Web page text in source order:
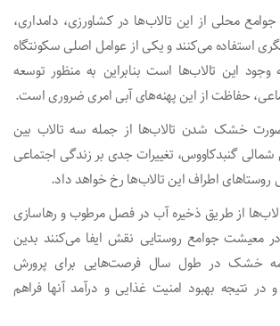
محلی از این تالاب‌ها در کشاورزی، دامداری،
استفاده می‌کنند و یکی از عوامل اصلی سکونتگاه
این تالاب‌ها است بنابراین به منظور توسعه
حفاظت از این پهنه‌های آبی امری ضروری است.
خشک شدن تالاب‌ها از جمله سه تالاب بین
شمالی گنبدکاووس، تغییرات جدی بر زندگی اجتماعی
روستاهای اطراف این تالاب‌ها رخ خواهد داد.
از طریق ذخیره آب در فصل مرطوب و رهاسازی
جوامع روستایی نقش ایفا می‌کنند بدین
خشک در طول سال فرصت‌هایی برای پرورش
نتیجه بهبود امنیت غذایی و درآمد آنها فراهم